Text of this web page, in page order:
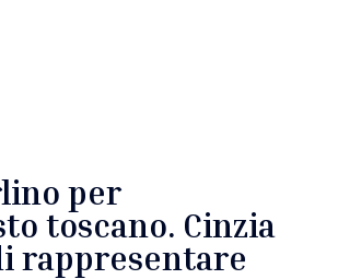
per
toscano. Cinzia
rappresentare